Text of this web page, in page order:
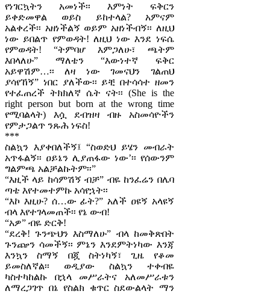
የነገርኳትን አመነች፡፡ እምነት ፍቅርን
ይቀድመዋል ወይስ ይከተላል? አምናም
አልቀረች፡፡ አዘነችልኝ ወይም አዘነችብኝ፡፡ ለዚህ
ነው ይበልጥ የምወዳት! ለዚህ ነው እንደ ነፍሴ
የምወዳት! “ትምባሆ እምጋለሁ፣ ጫትም
እበላለሁ” ማለቴን “እውነተኛ ፍቅር
አይዋሽም…፡፡ ለዛ ነው ገመናህን ገልጠህ
ያሳየኸኝ” ነበር ያለችው፡፡ ይቺ በተሳሳተ ዘመን
የተፈጠረች ትክክለኛ ሴት ናት፡፡ (She is the
right person but born at the wrong time
የሚባልላት) እሷ ደብዝዛ ብዙ አስመሳዮችን
የምታጋልጥ ንጹሕ ነፍስ!
***
ስልኳን እያቀበለችኝ፤ “ስወድህ ይሄን መብራት
አጥፋልኝ፡፡ ዐይኔን ሊያጠፋው ነው’፡፡ የሰውንም
ግልምጫ አልቻልኩትም፡፡”
“እዚች ላይ ከሳምሽኝ ብቻ” ብዬ ከንፈሬን በሌባ
ጣቴ እየተመተምኩ አሳየኋት፡፡
“እኮ እዚሁ? ሰ…ው ፊት?” አለች ዐዩኝ አላዩኝ
ብላ እየተገላመጠች፡፡ የኔ ውብ!
“አዎ” ብዬ ድርቅ!
“ደረቅ! ጉንጭህን እስማለሁ” ብላ ከመቅጽበት
ጉንጬን ሳመችኝ፡፡ ምኔን እንደምትነካው እንጃ
እንኳን ስማኝ በጇ ስትነካኝ፣ ጊዜ የቆመ
ይመስለኛል፡፡ ወዲያው ስልኳን ተቀብዬ
ካስተካከልኩ በኋላ መሥራትና አለመሥራቱን
ለማረጋገጥ በኔ የስልክ ቁጥር ስደውልላት ማን